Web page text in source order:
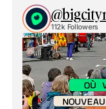
112k Followers